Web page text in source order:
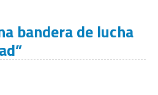
bandera de lucha